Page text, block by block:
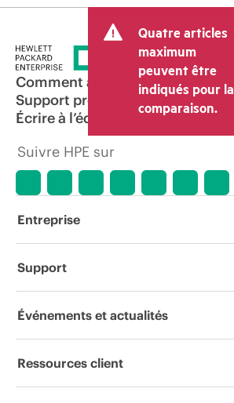
Quatre articles
maximum
peuvent être
indiqués pour la
comparaison.
Comment acheter
Support produit
Écrire à l’équipe commerciale
Suivre HPE sur
Entreprise
À propos de HPE
Responsabilité d’entreprise
Support
Services d’assistance opérationnelle (OSS)
Événements et actualités
Événements
Ressources client